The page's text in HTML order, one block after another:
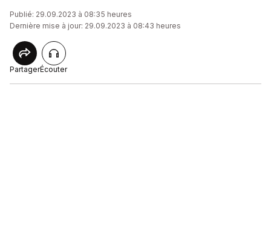
Publié: 29.09.2023 à 08:35 heures
Dernière mise à jour: 29.09.2023 à 08:43 heures
PartagerÉcouter